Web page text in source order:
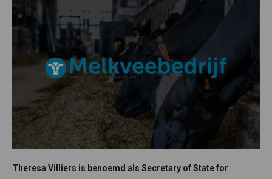
Theresa Villiers is benoemd als Secretary of State for